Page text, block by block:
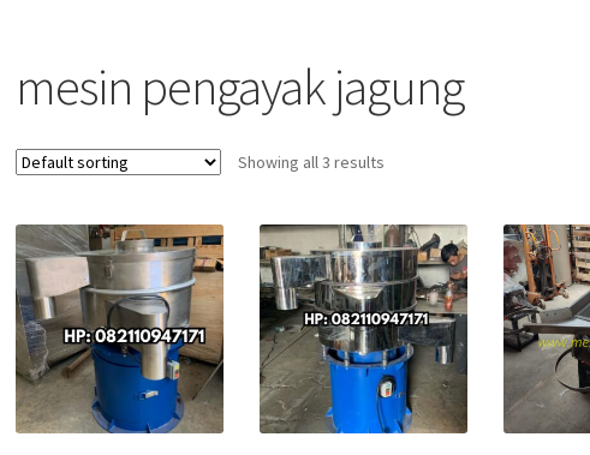
mesin pengayak jagung
Showing all 3 results